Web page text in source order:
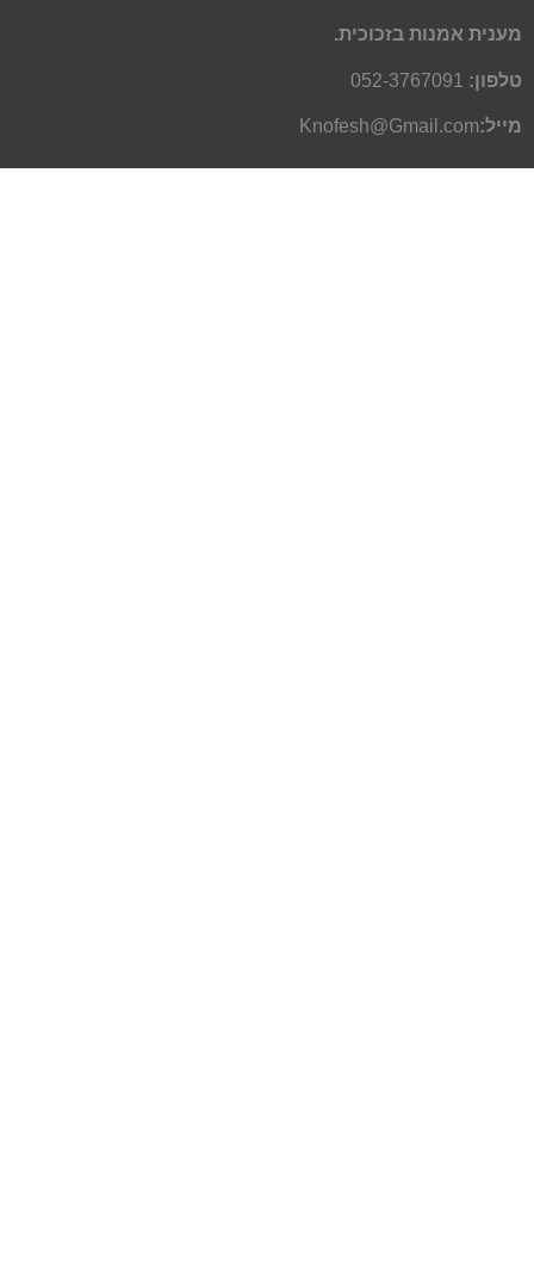
מענית אמנות בזכוכית.
טלפון: 052-3767091
מייל:Knofesh@Gmail.com